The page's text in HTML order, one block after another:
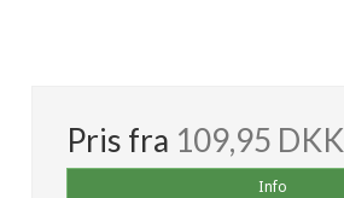
Pris fra 109,95 DKK
Info